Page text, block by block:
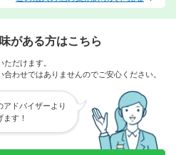
がある方はこちら
だけます。
わせではありませんのでご安心ください。
アドバイザーより
す！